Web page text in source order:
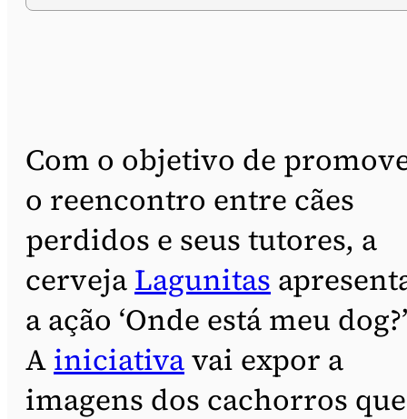
Com o objetivo de
o reencontro entre cães
perdidos e seus tutores, a
cerveja Lagunitas
a ação ‘Onde está meu
A iniciativavai expor a
imagens dos cachorros que